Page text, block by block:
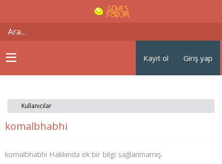
Kayıt ol Giriş yap
Kullanıcılar
komalbhabhi
komalbhabhi Hakkında ek bir bilgi sağlanmamış.